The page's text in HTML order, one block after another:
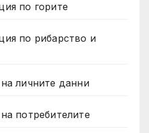
по горите
по рибарство и
личните данни
потребителите